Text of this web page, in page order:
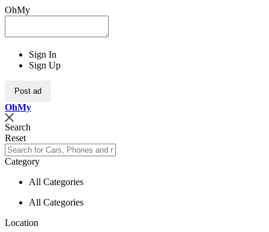
OhMy
Sign In
Sign Up
Post ad
OhMy
Search
Reset
Category
All Categories
All Categories
Location